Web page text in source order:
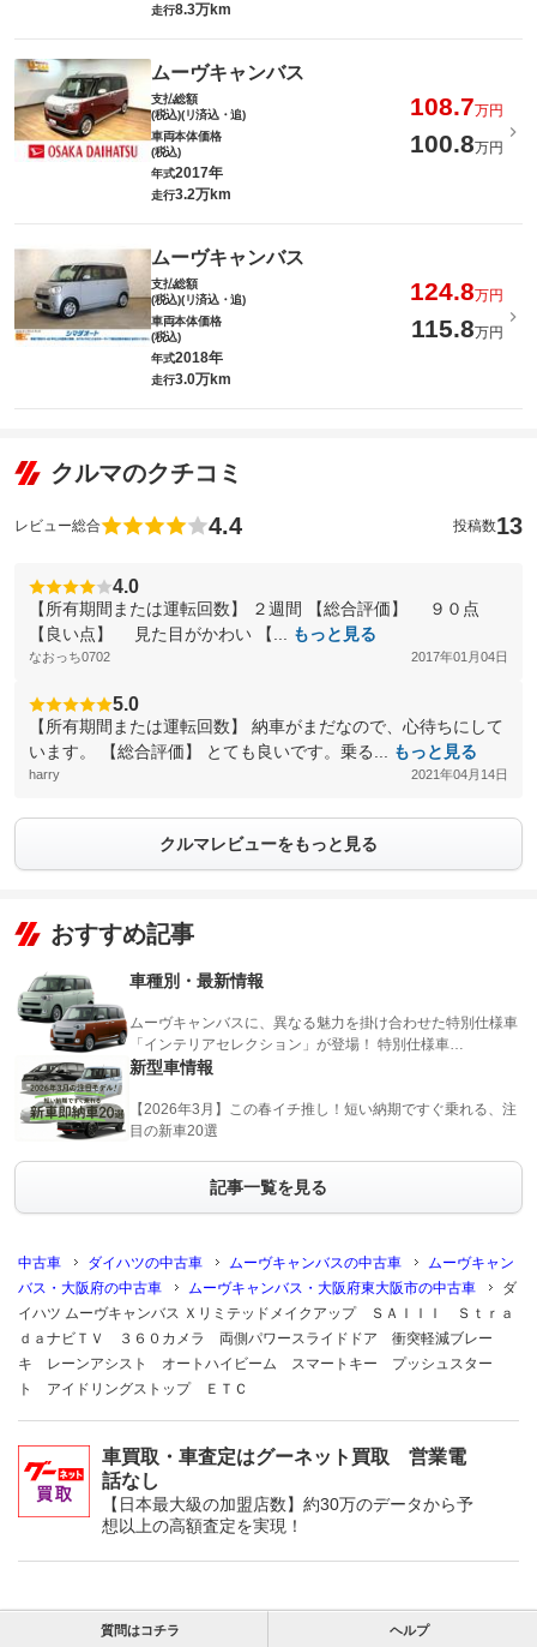
走行8.3万km
ムーヴキャンバス
支払総額
(税込)(リ済込・追)
108.7万円
車両本体価格
(税込)
100.8万円
年式2017年
走行3.2万km
ムーヴキャンバス
支払総額
(税込)(リ済込・追)
124.8万円
車両本体価格
(税込)
115.8万円
年式2018年
走行3.0万km
クルマのクチコミ
レビュー総合 4.4 投稿数13
4.0
【所有期間または運転回数】 ２週間 【総合評価】 ９０点
【良い点】 見た目がかわい 【...
もっと見る
なおっち0702 2017年01月04日
5.0
【所有期間または運転回数】 納車がまだなので、心待ちにして
います。 【総合評価】 とても良いです。乗る...
もっと見る
harry 2021年04月14日
クルマレビューをもっと見る
おすすめ記事
車種別・最新情報
ムーヴキャンバスに、異なる魅力を掛け合わせた特別仕様車
「インテリアセレクション」が登場！ 特別仕様車…
新型車情報
【2026年3月】この春イチ推し！短い納期ですぐ乗れる、注
目の新車20選
記事一覧を見る
中古車 ダイハツの中古車 ムーヴキャンバスの中古車
ムーヴキャン
バス・大阪府の中古車
ムーヴキャンバス・大阪府東大阪市の中古車
ダ
イハツ ムーヴキャンバス Ｘリミテッドメイクアップ ＳＡＩＩＩ Ｓｔｒａ
ｄａナビＴＶ ３６０カメラ 両側パワースライドドア 衝突軽減ブレー
キ レーンアシスト オートハイビーム スマートキー プッシュスター
ト アイドリングストップ ＥＴＣ
車買取・車査定はグーネット買取 営業電
話なし
【日本最大級の加盟店数】約30万のデータから予
想以上の高額査定を実現！
質問はコチラ ヘルプ